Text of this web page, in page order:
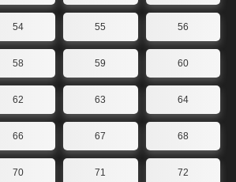
54 55 56
58 59 60
62 63 64
66 67 68
70 71 72